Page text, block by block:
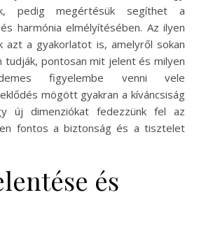
pedig megértésük segíthet a
harmónia elmélyítésében. Az ilyen
azt a gyakorlatot is, amelyről sokan
tudják, pontosan mit jelent és milyen
figyelembe venni vele
mögött gyakran a kíváncsiság
új dimenziókat fedezzünk fel az
fontos a biztonság és a tisztelet
és